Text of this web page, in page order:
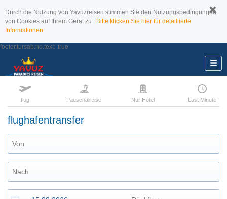
Durch die Nutzung von Yavuzreisen stimmen Sie den Nutzungsbedingungen
von Cookies auf Ihrem Gerät zu. Bitte klicken Sie hier für detaillierte
Informationen.
footer.tursab.no.text: true
flug Pauschalreise Nur Hotel Last Minute
flughafentransfer